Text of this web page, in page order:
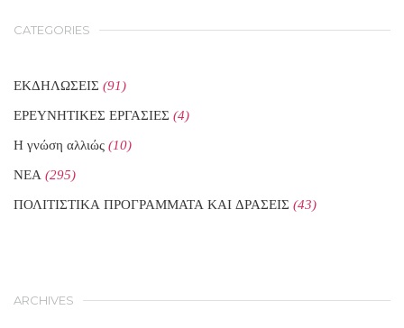
CATEGORIES
ΕΚΔΗΛΩΣΕΙΣ (91)
ΕΡΕΥΝΗΤΙΚΕΣ ΕΡΓΑΣΙΕΣ (4)
Η γνώση αλλιώς (10)
ΝΕΑ (295)
ΠΟΛΙΤΙΣΤΙΚΑ ΠΡΟΓΡΑΜΜΑΤΑ ΚΑΙ ΔΡΑΣΕΙΣ (43)
ARCHIVES